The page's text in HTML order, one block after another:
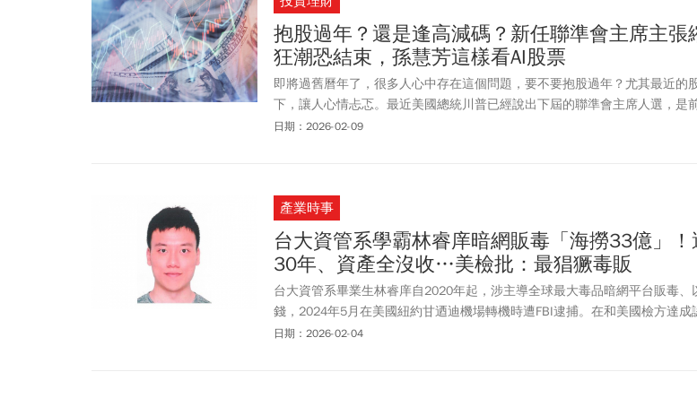
抱股過年？還是逢高減碼？新任聯準會主席主張
狂潮恐結束，孫慧芳這樣看AI股票
即將過舊曆年了，很多人心中存在這個問題，要不要抱股過年？尤其最近的
下，讓人心情忐忑。最近美國總統川普已經說出下屆的聯準會主席人選，是
Warsh，隨即美元對所有貨幣從大貶轉成上升，黃金和白銀則大跌，股市在多
日期：2026-02-09
產業時事
台大資管系學霸林睿庠暗網販毒「海撈33億」！
30年、資產全沒收…美檢批：最猖獗毒販
台大資管系畢業生林睿庠自2020年起，涉主導全球最大毒品暗網平台販毒、
錢，2024年5月在美國紐約甘迺迪機場轉機時遭FBI逮捕。在和美國檢方達成
認了共謀販毒、洗錢及共謀販賣摻假和假標籤藥物三項罪名，判決結果於美
日期：2026-02-04